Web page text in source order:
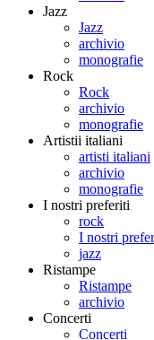
Jazz
Jazz
archivio
monografie
Rock
Rock
archivio
monografie
Artistii italiani
artisti italiani
archivio
monografie
I nostri preferiti
rock
I nostri
jazz
Ristampe
Ristampe
archivio
Concerti
Concerti